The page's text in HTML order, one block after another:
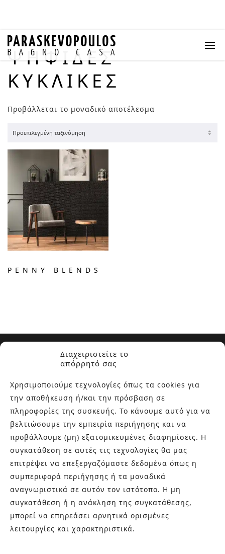
Διαχειριστείτε το
απόρρητό σας
Χρησιμοποιούμε τεχνολογίες όπως τα cookies για
την αποθήκευση ή/και την πρόσβαση σε
πληροφορίες της συσκευής. Το κάνουμε αυτό για να
βελτιώσουμε την εμπειρία περιήγησης και να
προβάλλουμε (μη) εξατομικευμένες διαφημίσεις. Η
συγκατάθεση σε αυτές τις τεχνολογίες θα μας
επιτρέψει να επεξεργαζόμαστε δεδομένα όπως η
συμπεριφορά περιήγησης ή τα μοναδικά
αναγνωριστικά σε αυτόν τον ιστότοπο. Η μη
συγκατάθεση ή η ανάκληση της συγκατάθεσης,
μπορεί να επηρεάσει αρνητικά ορισμένες
λειτουργίες και χαρακτηριστικά.
ΨΗΦΊΔΕΣ
ΚΥΚΛΙΚΈΣ
Προβάλλεται το μοναδικό αποτέλεσμα
PENNY BLENDS
ΣΧΕΤΙΚΑ ΜΕ ΕΜΑΣ
Στην εταιρεία Paraskevopoulos μετουσιώνονται 40 χρόνια
εμπειρίας στο χώρο του πλακιδίου και των ειδών υγιεινής,
καθώς και φρέσκες ιδέες με τον ενθουσιασμό της νέας
γενιάς! Επισκεφτείτε μας για ιδέες και προτάσεις στον
Άγιο Δημήτριο (Λιδωρικίου 11) ή καλέστε μας στο 210-
9934544.
ΤΕΛΕΥΤΑΙΑ ΑΡΘΡΑ